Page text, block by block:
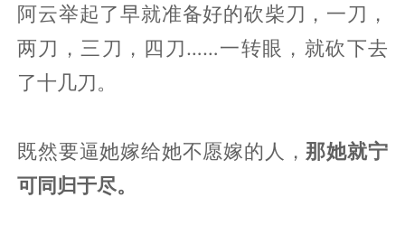
阿云举起了早就准备好的砍柴刀，一刀，
两刀，三刀，四刀……一转眼，就砍下去
了十几刀。
既然要逼她嫁给她不愿嫁的人， 那她就宁
可同归于尽。